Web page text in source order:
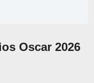
Oscar 2026